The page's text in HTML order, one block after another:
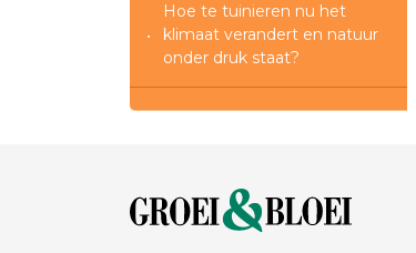
Hoe te tuinieren nu het
klimaat verandert en natuur
onder druk staat?